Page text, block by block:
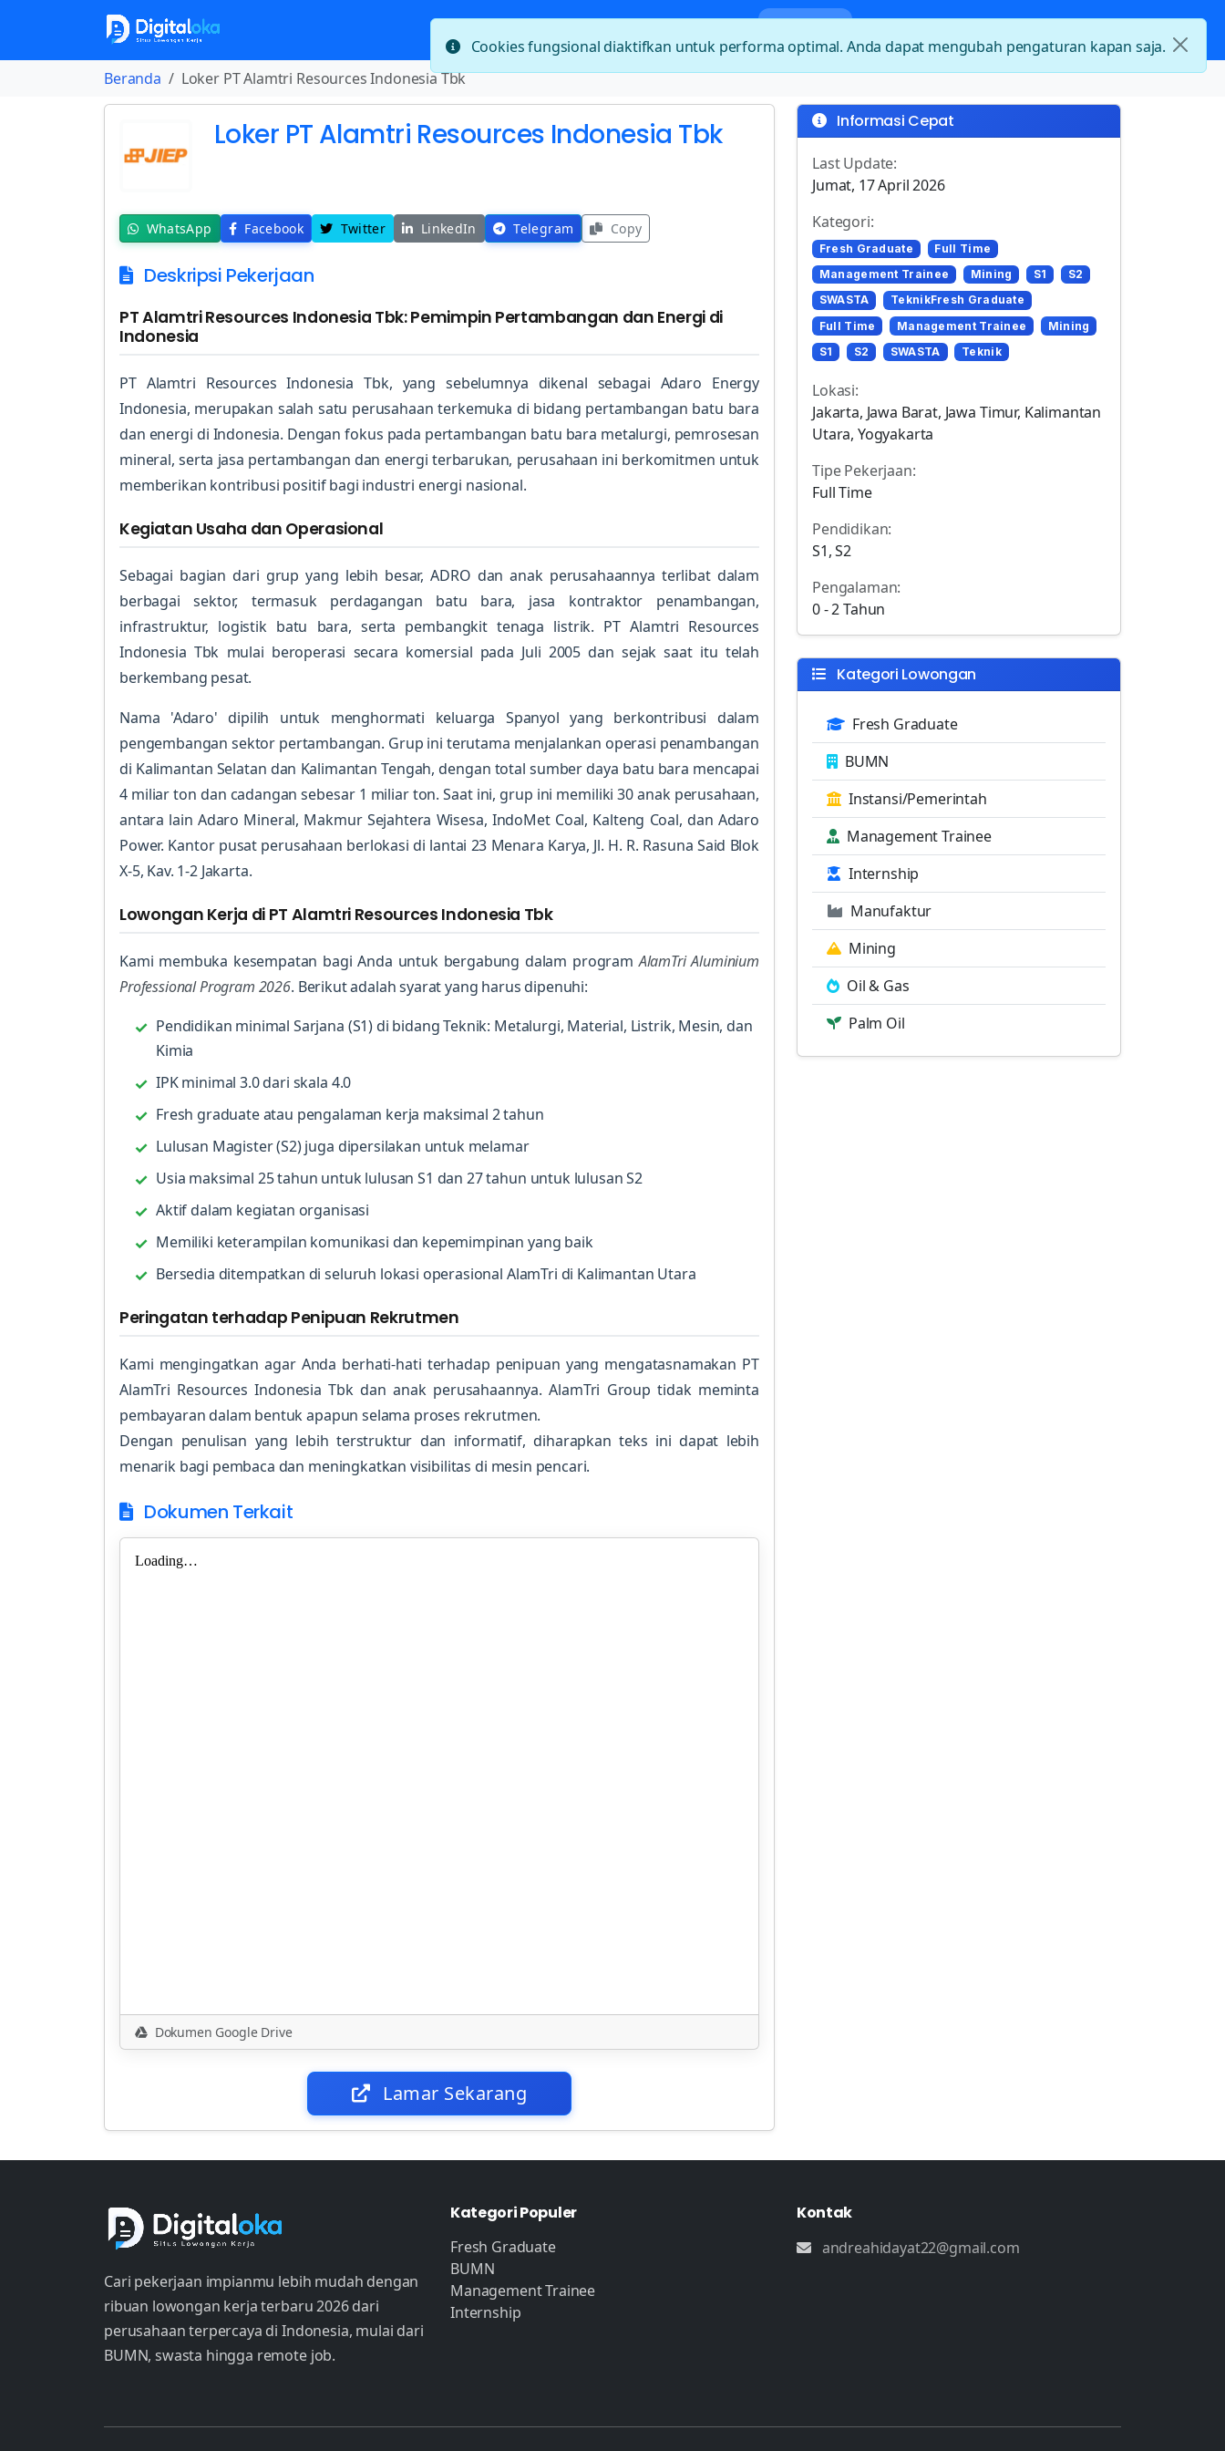
Beranda Loker PT Alamtri Resources Indonesia Tbk
Loker PT Alamtri Resources Indonesia Tbk
WhatsApp Facebook Twitter LinkedIn Telegram Copy
Deskripsi Pekerjaan
PT Alamtri Resources Indonesia Tbk: Pemimpin Pertambangan dan Energi di
Indonesia
PT Alamtri Resources Indonesia Tbk, yang sebelumnya dikenal sebagai Adaro Energy
Indonesia, merupakan salah satu perusahaan terkemuka di bidang pertambangan batu bara
dan energi di Indonesia. Dengan fokus pada pertambangan batu bara metalurgi, pemrosesan
mineral, serta jasa pertambangan dan energi terbarukan, perusahaan ini berkomitmen untuk
memberikan kontribusi positif bagi industri energi nasional.
Kegiatan Usaha dan Operasional
Sebagai bagian dari grup yang lebih besar, ADRO dan anak perusahaannya terlibat dalam
berbagai sektor, termasuk perdagangan batu bara, jasa kontraktor penambangan,
infrastruktur, logistik batu bara, serta pembangkit tenaga listrik. PT Alamtri Resources
Indonesia Tbk mulai beroperasi secara komersial pada Juli 2005 dan sejak saat itu telah
berkembang pesat.
Nama 'Adaro' dipilih untuk menghormati keluarga Spanyol yang berkontribusi dalam
pengembangan sektor pertambangan. Grup ini terutama menjalankan operasi penambangan
di Kalimantan Selatan dan Kalimantan Tengah, dengan total sumber daya batu bara mencapai
4 miliar ton dan cadangan sebesar 1 miliar ton. Saat ini, grup ini memiliki 30 anak perusahaan,
antara lain Adaro Mineral, Makmur Sejahtera Wisesa, IndoMet Coal, Kalteng Coal, dan Adaro
Power. Kantor pusat perusahaan berlokasi di lantai 23 Menara Karya, Jl. H. R. Rasuna Said Blok
X-5, Kav. 1-2 Jakarta.
Lowongan Kerja di PT Alamtri Resources Indonesia Tbk
Kami membuka kesempatan bagi Anda untuk bergabung dalam programAlamTri Aluminium
Professional Program 2026. Berikut adalah syarat yang harus dipenuhi:
Pendidikan minimal Sarjana (S1) di bidang Teknik: Metalurgi, Material, Listrik, Mesin, dan
Kimia
IPK minimal 3.0 dari skala 4.0
Fresh graduate atau pengalaman kerja maksimal 2 tahun
Lulusan Magister (S2) juga dipersilakan untuk melamar
Usia maksimal 25 tahun untuk lulusan S1 dan 27 tahun untuk lulusan S2
Aktif dalam kegiatan organisasi
Memiliki keterampilan komunikasi dan kepemimpinan yang baik
Bersedia ditempatkan di seluruh lokasi operasional AlamTri di Kalimantan Utara
Peringatan terhadap Penipuan Rekrutmen
Kami mengingatkan agar Anda berhati-hati terhadap penipuan yang mengatasnamakan PT
AlamTri Resources Indonesia Tbk dan anak perusahaannya. AlamTri Group tidak meminta
pembayaran dalam bentuk apapun selama proses rekrutmen.
Dengan penulisan yang lebih terstruktur dan informatif, diharapkan teks ini dapat lebih
menarik bagi pembaca dan meningkatkan visibilitas di mesin pencari.
Dokumen Terkait
Dokumen Google Drive
Lamar Sekarang
Informasi Cepat
Last Update:
Jumat, 17 April 2026
Kategori:
Fresh Graduate
Full Time
Management Trainee
Mining S1
S2
SWASTA
TeknikFresh Graduate
Full Time
Management Trainee
Mining
S1
S2 SWASTA Teknik
Lokasi:
Jakarta, Jawa Barat, Jawa Timur, Kalimantan
Utara, Yogyakarta
Tipe Pekerjaan:
Full Time
Pendidikan:
S1, S2
Pengalaman:
0 - 2 Tahun
Kategori Lowongan
Fresh Graduate
BUMN
Instansi/Pemerintah
Management Trainee
Internship
Manufaktur
Mining
Oil & Gas
Palm Oil
Cari pekerjaan impianmu lebih mudah dengan
ribuan lowongan kerja terbaru 2026 dari
perusahaan terpercaya di Indonesia, mulai dari
BUMN, swasta hingga remote job.
Kategori Populer
Fresh Graduate
BUMN
Management Trainee
Internship
Kontak
andreahidayat22@gmail.com
Cookies fungsional diaktifkan untuk performa optimal. Anda dapat mengubah pengaturan kapan saja.